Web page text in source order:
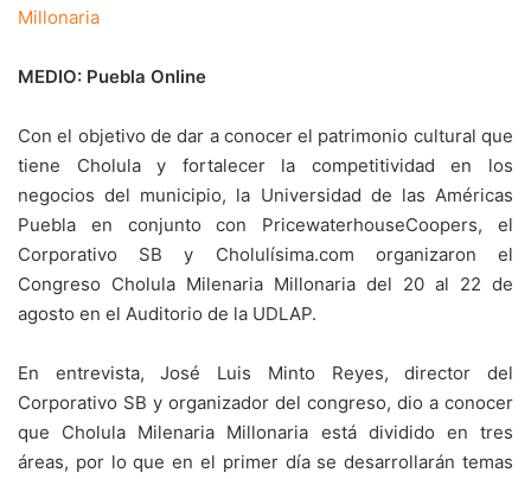
Millonaria
MEDIO: Puebla Online
Con el objetivo de dar a conocer el patrimonio cultural que
tiene Cholula y fortalecer la competitividad en los
negocios del municipio, la Universidad de las Américas
Puebla en conjunto con PricewaterhouseCoopers, el
Corporativo SB y Cholulísima.com organizaron el
Congreso Cholula Milenaria Millonaria del 20 al 22 de
agosto en el Auditorio de la UDLAP.
En entrevista, José Luis Minto Reyes, director del
Corporativo SB y organizador del congreso, dio a conocer
que Cholula Milenaria Millonaria está dividido en tres
áreas, por lo que en el primer día se desarrollarán temas